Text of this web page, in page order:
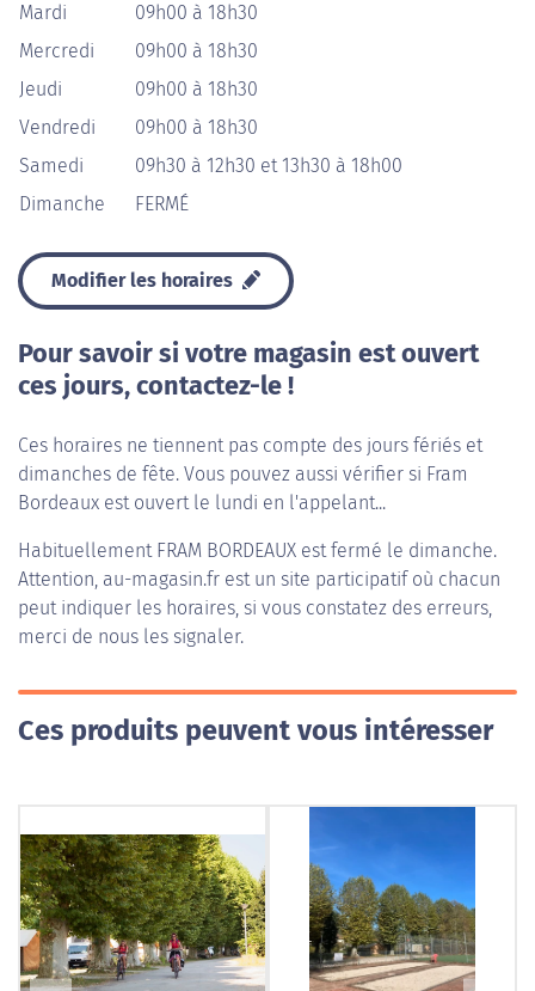
Mardi
09h00 à 18h30
Mercredi
09h00 à 18h30
Jeudi
09h00 à 18h30
Vendredi
09h00 à 18h30
Samedi
09h30 à 12h30 et 13h30 à 18h00
Dimanche
FERMÉ
Modifier les horaires
Pour savoir si votre magasin est ouvert
ces jours, contactez-le !
Ces horaires ne tiennent pas compte des jours fériés et
dimanches de fête. Vous pouvez aussi vérifier si Fram
Bordeaux est ouvert le lundi en l'appelant...
Habituellement FRAM BORDEAUX est fermé le dimanche.
Attention, au-magasin.fr est un site participatif où chacun
peut indiquer les horaires, si vous constatez des erreurs,
merci de nous les signaler.
Ces produits peuvent vous intéresser